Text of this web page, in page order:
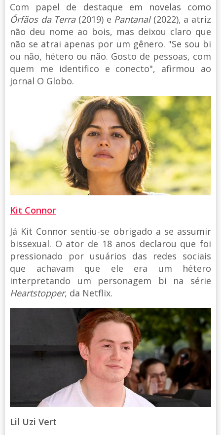
Com papel de destaque em novelas como
Órfãos da Terra(2019) e Pantanal(2022), a atriz
não deu nome ao bois, mas deixou claro que
não se atrai apenas por um gênero. "Se sou bi
ou não, hétero ou não. Gosto de pessoas, com
quem me identifico e conecto", afirmou ao
jornal O Globo.
Kit Connor
Já Kit Connor sentiu-se obrigado a se assumir
bissexual. O ator de 18 anos declarou que foi
pressionado por usuários das redes sociais
que achavam que ele era um hétero
interpretando um personagem bi na série
Heartstopper, da Netflix.
Lil Uzi Vert